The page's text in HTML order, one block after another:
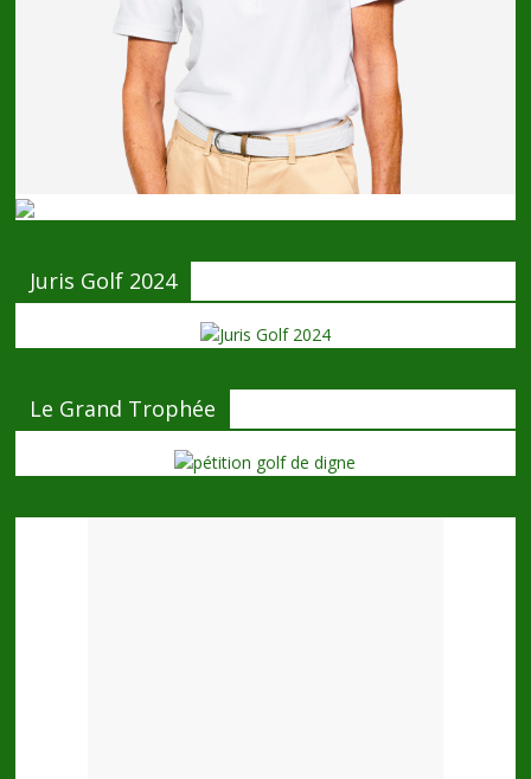
Juris Golf 2024
Le Grand Trophée